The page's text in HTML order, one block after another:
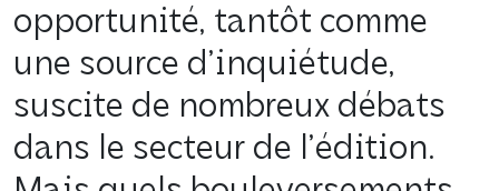
opportunité, tantôt comme
une source d’inquiétude,
suscite de nombreux débats
dans le secteur de l’édition.